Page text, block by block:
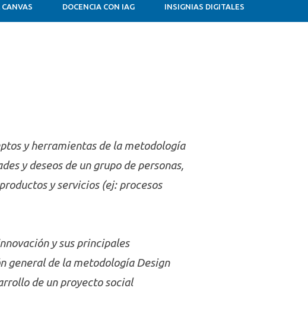
DOCENCIA CON IAG INSIGNIAS DIGITALES
y herramientas de la metodología
y deseos de un grupo de personas,
y servicios (ej: procesos
y sus principales
general de la metodología Design
de un proyecto social